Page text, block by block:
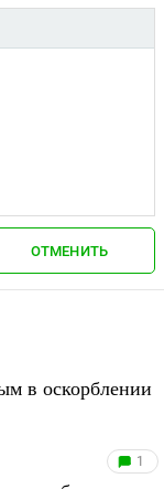
ОТМЕНИТЬ
в оскорблении
1